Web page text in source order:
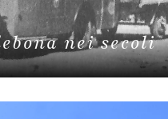
nei secoli